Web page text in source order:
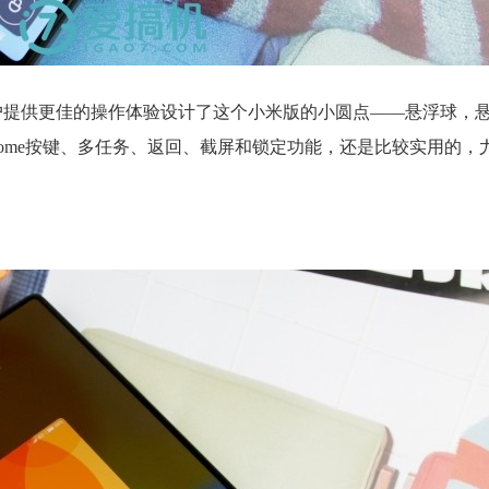
供更佳的操作体验设计了这个小米版的小圆点——悬浮球，
按键、多任务、返回、截屏和锁定功能，还是比较实用的，